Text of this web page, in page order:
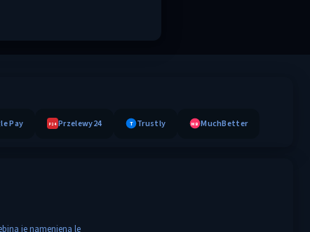
Pay P24 Przelewy24 T Trustly MB MuchBetter
je namenjena le